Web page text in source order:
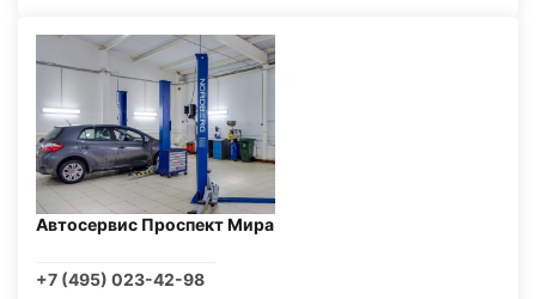
Автосервис Проспект Мира
+7 (495) 023-42-98